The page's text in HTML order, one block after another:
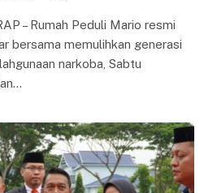
– Rumah Peduli Mario resmi
bersama memulihkan generasi
narkoba, Sabtu